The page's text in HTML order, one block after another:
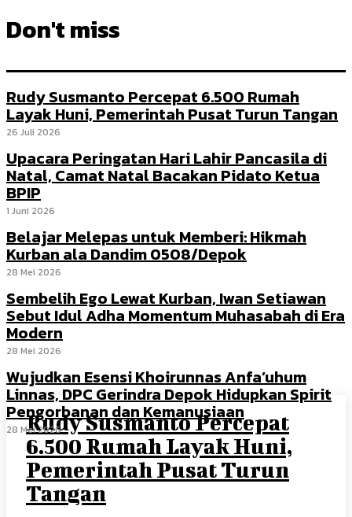
Don't miss
Rudy Susmanto Percepat 6.500 Rumah
Layak Huni, Pemerintah Pusat Turun Tangan
26 Juli 2026
Upacara Peringatan Hari Lahir Pancasila di
Natal, Camat Natal Bacakan Pidato Ketua
BPIP
1 Juni 2026
Belajar Melepas untuk Memberi: Hikmah
Kurban ala Dandim 0508/Depok
28 Mei 2026
Sembelih Ego Lewat Kurban, Iwan Setiawan
Sebut Idul Adha Momentum Muhasabah di Era
Modern
28 Mei 2026
Wujudkan Esensi Khoirunnas Anfa’uhum
Linnas, DPC Gerindra Depok Hidupkan Spirit
Pengorbanan dan Kemanusiaan
28 Mei 2026
Rudy Susmanto Percepat
6.500 Rumah Layak Huni,
Pemerintah Pusat Turun
Tangan